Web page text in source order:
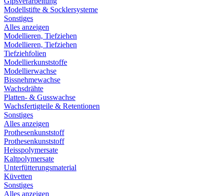
Modellstifte & Socklersysteme
Sonstiges
Alles anzeigen
Modellieren, Tiefziehen
Modellieren, Tiefziehen
Tiefziehfolien
Modellierkunststoffe
Modellierwachse
Bissnehmewachse
Wachsdrähte
Platten- & Gusswachse
Wachsfertigteile & Retentionen
Sonstiges
Alles anzeigen
Prothesenkunststoff
Prothesenkunststoff
Heisspolymersate
Kaltpolymersate
Unterfütterungsmaterial
Küvetten
Sonstiges
Alles anzeigen